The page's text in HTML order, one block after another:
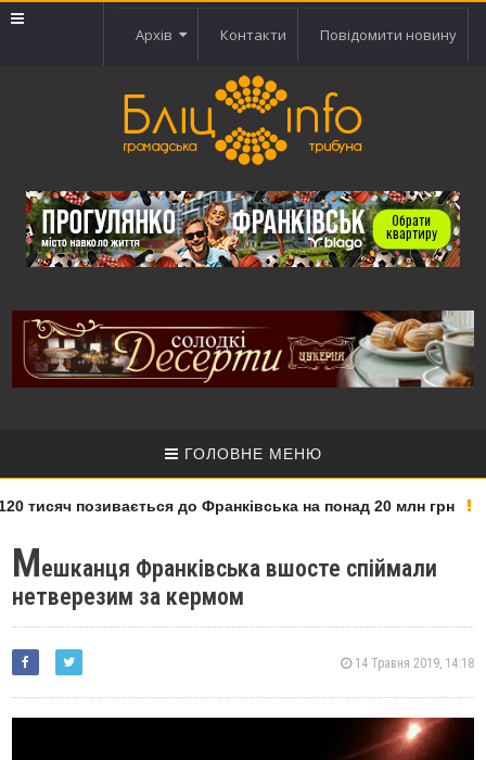
Архів Контакти Повідомити новину
ГОЛОВНЕ МЕНЮ
тисяч позивається до Франківська на понад 20 млн грн
Мешканця Франківська вшосте спіймали
нетверезим за кермом
14 Травня 2019, 14:18